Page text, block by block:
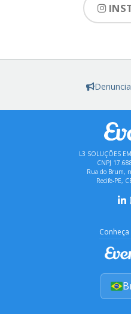
L3 SOLUÇÕES
CNPJ
Rua do Brum,
Recife-PE,